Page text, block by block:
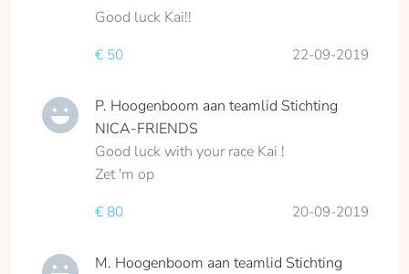
Good luck Kai!!
€ 50 22-09-2019
P. Hoogenboom aan teamlid Stichting
NICA-FRIENDS
Good luck with your race Kai !
Zet 'm op
€ 80 20-09-2019
M. Hoogenboom aan teamlid Stichting